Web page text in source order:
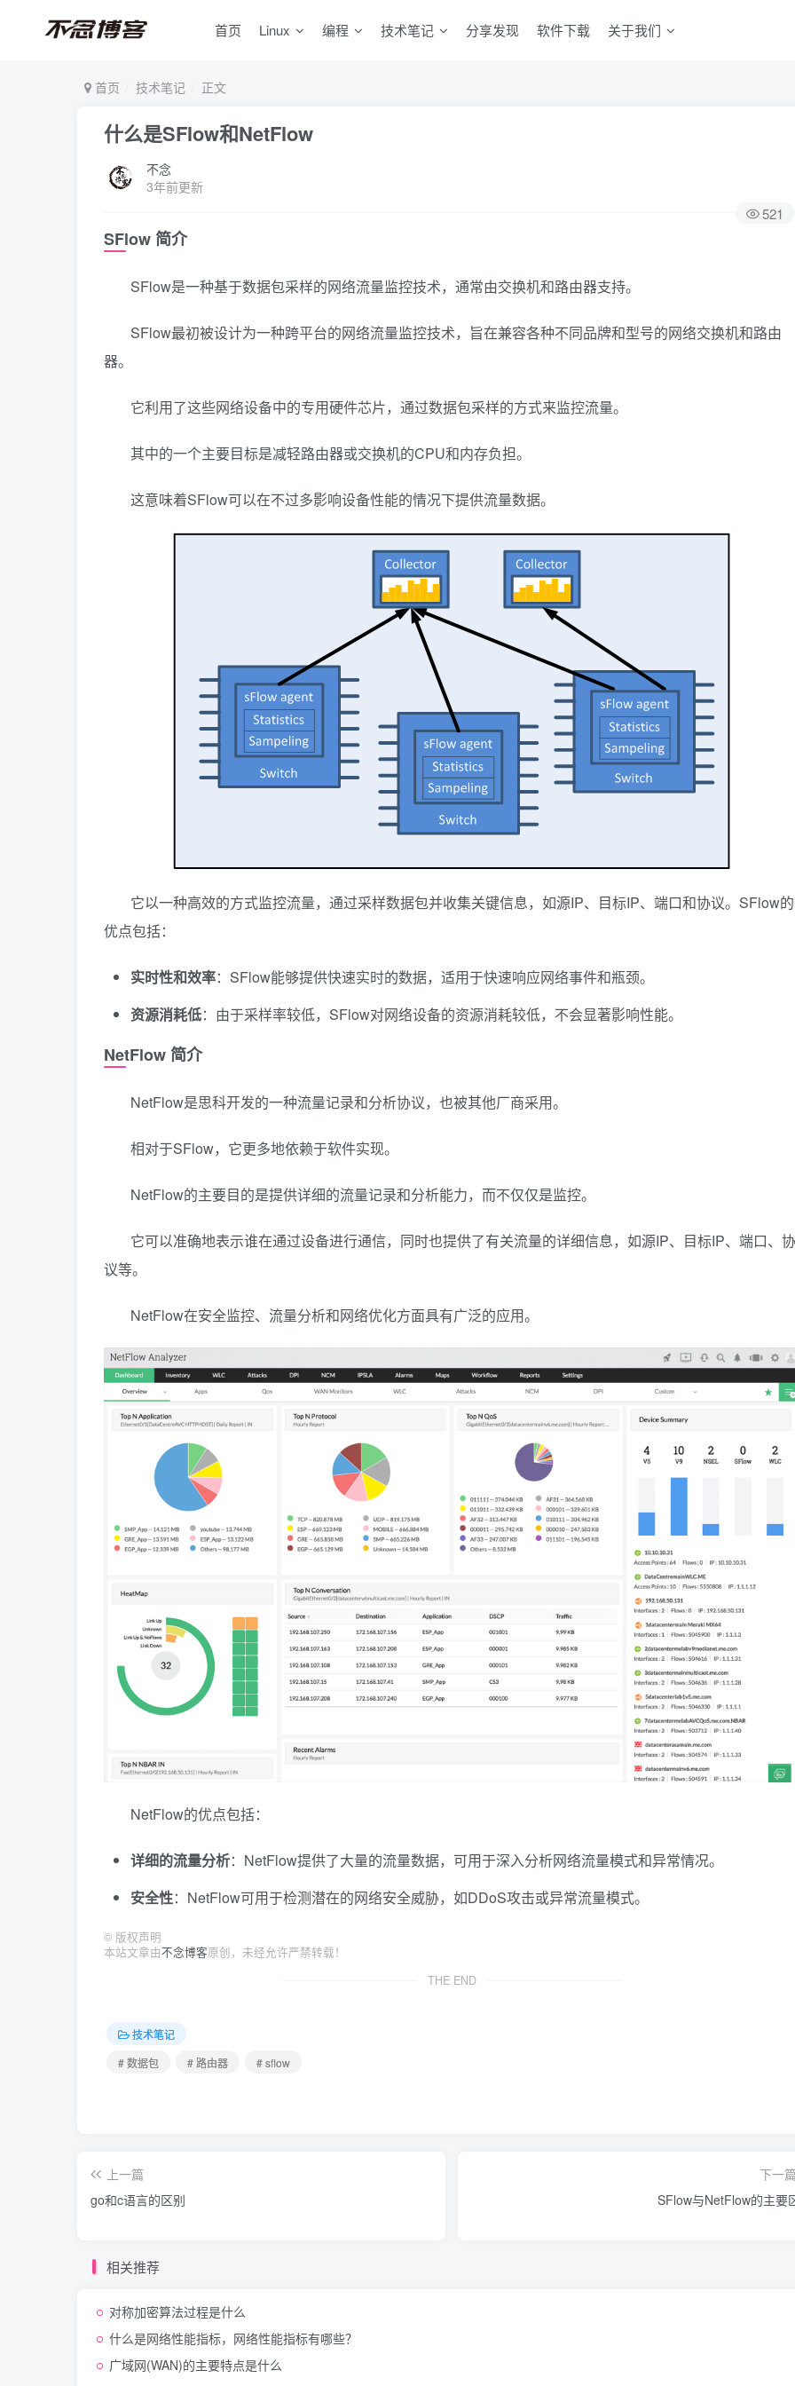
首页 Linux 编程 技术笔记 分享发现 软件下载 关于我们
首页 技术笔记 正文
什么是SFlow和NetFlow
不念
3年前更新
521
SFlow 简介
SFlow是一种基于数据包采样的网络流量监控技术，通常由交换机和路由器支持。
SFlow最初被设计为一种跨平台的网络流量监控技术，旨在兼容各种不同品牌和型号的网络交换机和路由
器。
它利用了这些网络设备中的专用硬件芯片，通过数据包采样的方式来监控流量。
其中的一个主要目标是减轻路由器或交换机的CPU和内存负担。
这意味着SFlow可以在不过多影响设备性能的情况下提供流量数据。
它以一种高效的方式监控流量，通过采样数据包并收集关键信息，如源IP、目标IP、端口和协议。SFlow的
优点包括：
实时性和效率：SFlow能够提供快速实时的数据，适用于快速响应网络事件和瓶颈。
资源消耗低：由于采样率较低，SFlow对网络设备的资源消耗较低，不会显著影响性能。
NetFlow 简介
NetFlow是思科开发的一种流量记录和分析协议，也被其他厂商采用。
相对于SFlow，它更多地依赖于软件实现。
NetFlow的主要目的是提供详细的流量记录和分析能力，而不仅仅是监控。
它可以准确地表示谁在通过设备进行通信，同时也提供了有关流量的详细信息，如源IP、目标IP、端口、协
议等。
NetFlow在安全监控、流量分析和网络优化方面具有广泛的应用。
NetFlow的优点包括：
详细的流量分析：NetFlow提供了大量的流量数据，可用于深入分析网络流量模式和异常情况。
安全性：NetFlow可用于检测潜在的网络安全威胁，如DDoS攻击或异常流量模式。
© 版权声明
本站文章由不念博客原创，未经允许严禁转载！
THE END
技术笔记
# 数据包
# 路由器 # sflow
上一篇
go和c语言的区别
下一
SFlow与NetFlow的主要
相关推荐
对称加密算法过程是什么
什么是网络性能指标，网络性能指标有哪些？
广域网(WAN)的主要特点是什么